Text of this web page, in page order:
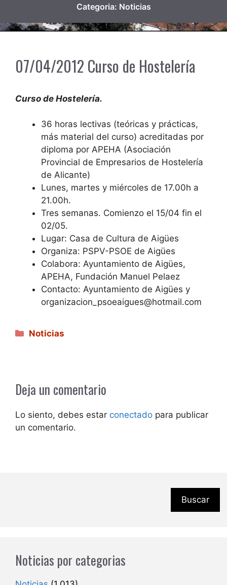
Categoria: Noticias
07/04/2012 Curso de Hostelería
Curso de Hostelería.
36 horas lectivas (teóricas y prácticas,
más material del curso) acreditadas por
diploma por APEHA (Asociación
Provincial de Empresarios de Hostelería
de Alicante)
Lunes, martes y miércoles de 17.00h a
21.00h.
Tres semanas. Comienzo el 15/04 fin el
02/05.
Lugar: Casa de Cultura de Aigües
Organiza: PSPV-PSOE de Aigües
Colabora: Ayuntamiento de Aigües,
APEHA, Fundación Manuel Pelaez
Contacto: Ayuntamiento de Aigües y
organizacion_psoeaigues@hotmail.com
Categorías
Noticias
Deja un comentario
Lo siento, debes estar conectado para publicar
un comentario.
Buscar
Noticias por categorias